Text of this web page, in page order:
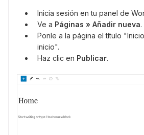
Inicia sesión en tu panel de
Ve a Páginas » Añadir nueva.
Ponle a la página el título
inicio".
Haz clic en Publicar.